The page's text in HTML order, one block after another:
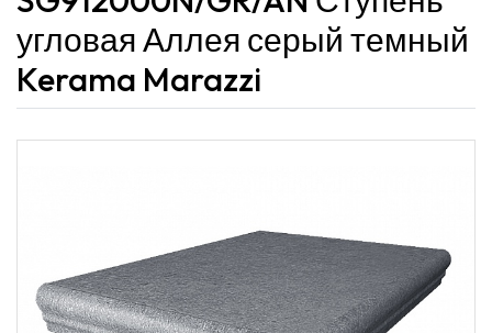
угловая Аллея серый темный
Kerama Marazzi